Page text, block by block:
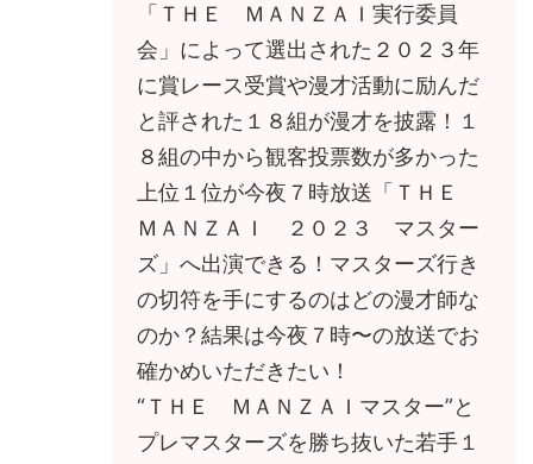
「ＴＨＥ ＭＡＮＺＡＩ実行委員
会」によって選出された２０２３年
に賞レース受賞や漫才活動に励んだ
と評された１８組が漫才を披露！１
８組の中から観客投票数が多かった
上位１位が今夜７時放送「ＴＨＥ
ＭＡＮＺＡＩ ２０２３ マスター
ズ」へ出演できる！マスターズ行き
の切符を手にするのはどの漫才師な
のか？結果は今夜７時〜の放送でお
確かめいただきたい！
“ＴＨＥ ＭＡＮＺＡＩマスター”と
プレマスターズを勝ち抜いた若手１